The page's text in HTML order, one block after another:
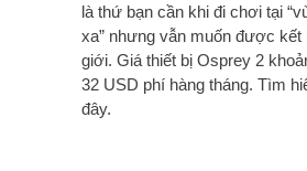
là thứ bạn cần khi đi chơi tại
xa” nhưng vẫn muốn được kết
giới. Giá thiết bị Osprey 2
32 USD phí hàng tháng. Tìm
đây.